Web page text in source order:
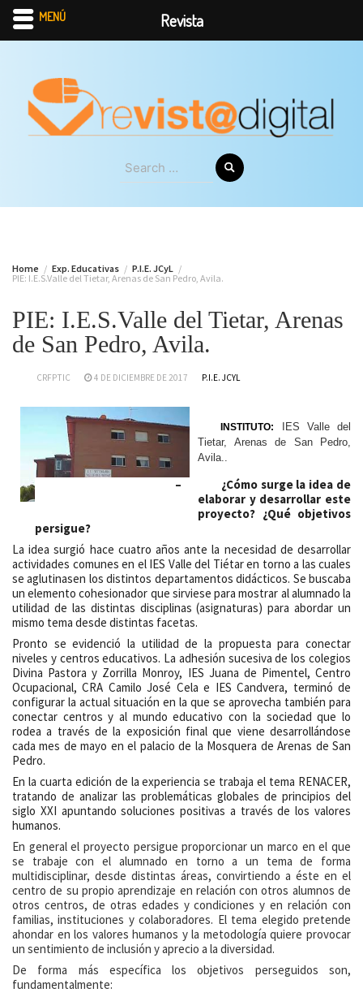
content
Search
for:
Home Exp. Educativas
P.I.E. JCyL
PIE: I.E.S.Valle del Tietar, Arenas de San Pedro, Avila.
PIE: I.E.S.Valle del Tietar, Arenas
de San Pedro, Avila.
CRFPTIC 4 DE DICIEMBRE DE 2017 P.I.E. JCYL
INSTITUTO:
IES Valle del
Tietar, Arenas de San Pedro,
Avila..
– ¿Cómo surge la idea de
elaborar y desarrollar este
proyecto? ¿Qué objetivos
persigue?
La idea surgió hace cuatro años ante la necesidad de desarrollar
actividades comunes en el IES Valle del Tiétar en torno a las cuales
se aglutinasen los distintos departamentos didácticos. Se buscaba
un elemento cohesionador que sirviese para mostrar al alumnado la
utilidad de las distintas disciplinas (asignaturas) para abordar un
mismo tema desde distintas facetas.
Pronto se evidenció la utilidad de la propuesta para conectar
niveles y centros educativos. La adhesión sucesiva de los colegios
Divina Pastora y Zorrilla Monroy, IES Juana de Pimentel, Centro
Ocupacional, CRA Camilo José Cela e IES Candvera, terminó de
configurar la actual situación en la que se aprovecha también para
conectar centros y al mundo educativo con la sociedad que lo
rodea a través de la exposición final que viene desarrollándose
cada mes de mayo en el palacio de la Mosquera de Arenas de San
Pedro.
En la cuarta edición de la experiencia se trabaja el tema RENACER,
tratando de analizar las problemáticas globales de principios del
siglo XXI apuntando soluciones positivas a través de los valores
humanos.
En general el proyecto persigue proporcionar un marco en el que
se trabaje con el alumnado en torno a un tema de forma
multidisciplinar, desde distintas áreas, convirtiendo a éste en el
centro de su propio aprendizaje en relación con otros alumnos de
otros centros, de otras edades y condiciones y en relación con
familias, instituciones y colaboradores. El tema elegido pretende
ahondar en los valores humanos y la metodología quiere provocar
un sentimiento de inclusión y aprecio a la diversidad.
De forma más específica los objetivos perseguidos son,
fundamentalmente:
MENÚ Revista